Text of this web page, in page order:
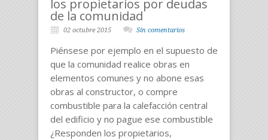
los propietarios por deudas
de la comunidad
02 octubre 2015 Sin comentarios
Piénsese por ejemplo en el supuesto de
que la comunidad realice obras en
elementos comunes y no abone esas
obras al constructor, o compre
combustible para la calefacción central
del edificio y no pague ese combustible
¿Responden los propietarios,